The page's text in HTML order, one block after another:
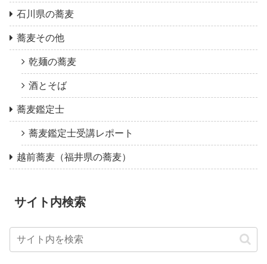
石川県の蕎麦
蕎麦その他
乾麺の蕎麦
酒とそば
蕎麦鑑定士
蕎麦鑑定士受講レポート
越前蕎麦（福井県の蕎麦）
サイト内検索